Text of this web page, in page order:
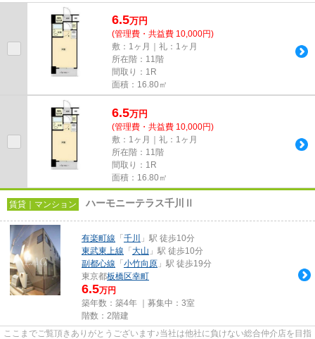
しております！最新の情報は...
6.5万円
(管理費・共益費 10,000円)
敷：1ヶ月｜礼：1ヶ月
所在階：11階
間取り：1R
面積：16.80㎡
6.5万円
(管理費・共益費 10,000円)
敷：1ヶ月｜礼：1ヶ月
所在階：11階
間取り：1R
面積：16.80㎡
賃貸｜マンション ハーモニーテラス千川Ⅱ
有楽町線 「 千川
」駅 徒歩10分
東武東上線 「 大山 」駅 徒歩10分
副都心線 「 小竹向原 」駅 徒歩19分
東京都板橋区幸町
6.5万円
築年数：築4年 ｜募集中： 3室
階数：2階建
ここまでご覧頂きありがとうございます♪当社は他社に負けない総合仲介店を目指